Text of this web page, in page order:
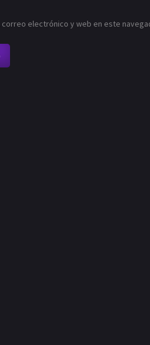
correo electrónico y web en este